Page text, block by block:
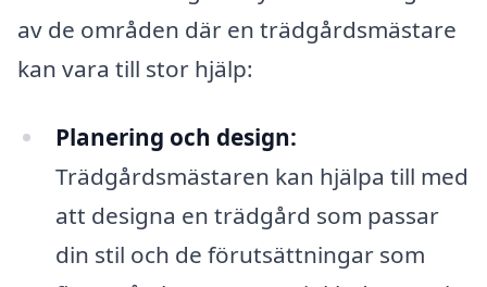
av de områden där en trädgårdsmästare
kan vara till stor hjälp:
Planering och design:
Trädgårdsmästaren kan hjälpa till med
att designa en trädgård som passar
din stil och de förutsättningar som